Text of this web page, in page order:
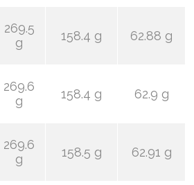
269.5
g
158.4 g 62.88 g
269.6
g
158.4 g 62.9 g
269.6
g
158.5 g 62.91 g